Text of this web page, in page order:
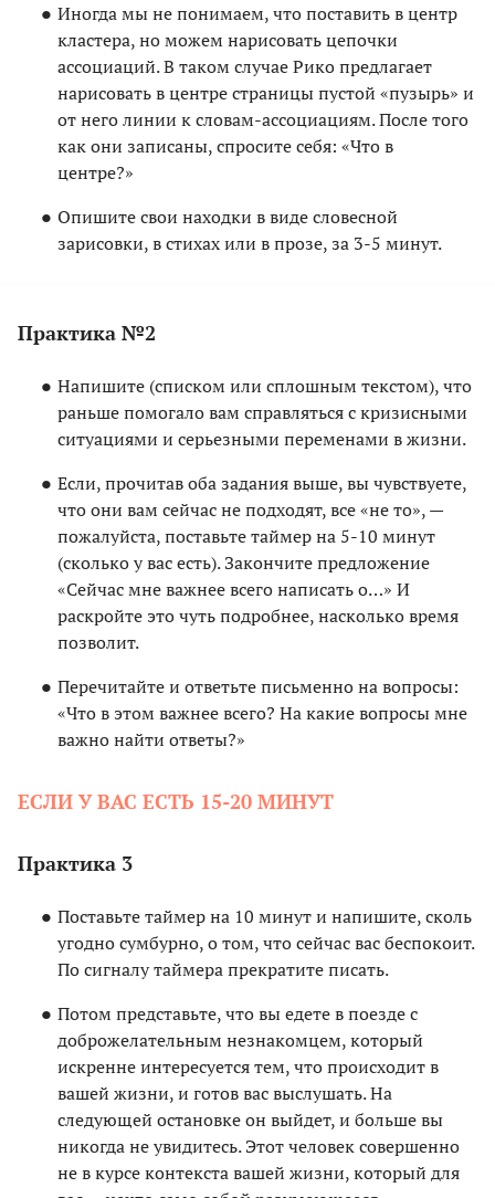
Иногда мы не понимаем, что поставить в центр
кластера, но можем нарисовать цепочки
ассоциаций. В таком случае Рико предлагает
нарисовать в центре страницы пустой «пузырь» и
от него линии к словам-ассоциациям. После того
как они записаны, спросите себя: «Что в
центре?»
Опишите свои находки в виде словесной
зарисовки, в стихах или в прозе, за 3-5 минут.
Практика №2
Напишите (списком или сплошным текстом), что
раньше помогало вам справляться с кризисными
ситуациями и серьезными переменами в жизни.
Если, прочитав оба задания выше, вы чувствуете,
что они вам сейчас не подходят, все «не то», —
пожалуйста, поставьте таймер на 5-10 минут
(сколько у вас есть). Закончите предложение
«Сейчас мне важнее всего написать о…» И
раскройте это чуть подробнее, насколько время
позволит.
Перечитайте и ответьте письменно на вопросы:
«Что в этом важнее всего? На какие вопросы мне
важно найти ответы?»
ЕСЛИ У ВАС ЕСТЬ 15-20 МИНУТ
Практика 3
Поставьте таймер на 10 минут и напишите, сколь
угодно сумбурно, о том, что сейчас вас беспокоит.
По сигналу таймера прекратите писать.
Потом представьте, что вы едете в поезде с
доброжелательным незнакомцем, который
искренне интересуется тем, что происходит в
вашей жизни, и готов вас выслушать. На
следующей остановке он выйдет, и больше вы
никогда не увидитесь. Этот человек совершенно
не в курсе контекста вашей жизни, который для